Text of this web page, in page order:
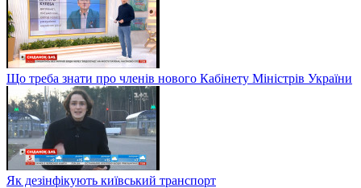
Що треба знати про членів нового Кабінету Міністрів України
Як дезінфікують київський транспорт